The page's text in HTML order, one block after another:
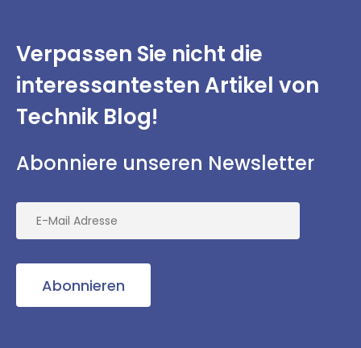
Verpassen Sie nicht die
interessantestenArtikel von
Technik Blog!
Abonniere unseren Newsletter
Abonnieren